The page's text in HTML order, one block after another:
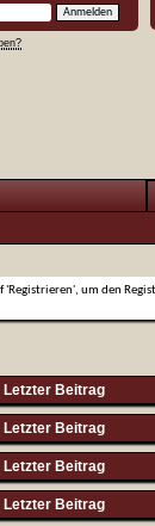
um den
Letzter Beitrag
Letzter Beitrag
Letzter Beitrag
Letzter Beitrag